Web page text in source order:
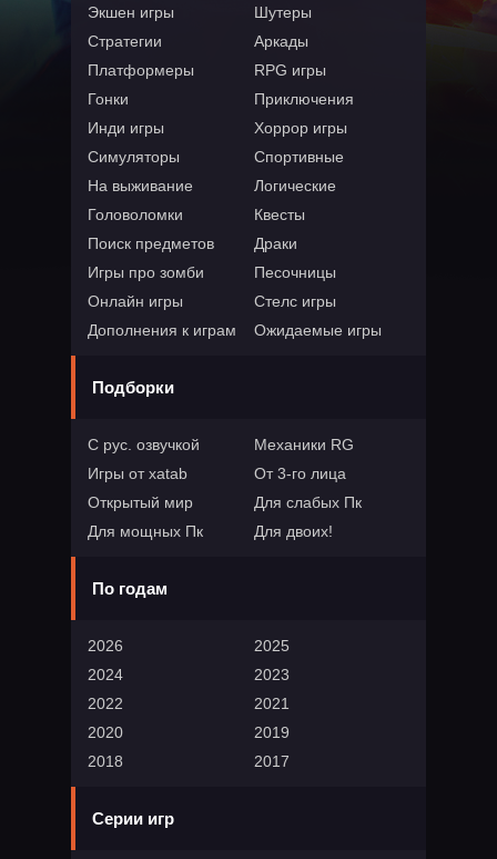
Экшен игры
Шутеры
Стратегии
Аркады
Платформеры
RPG игры
Гонки
Приключения
Инди игры
Хоррор игры
Симуляторы
Спортивные
На выживание
Логические
Головоломки
Квесты
Поиск предметов
Драки
Игры про зомби
Песочницы
Онлайн игры
Стелс игры
Дополнения к играм
Ожидаемые игры
Подборки
С рус. озвучкой
Механики RG
Игры от xatab
От 3-го лица
Открытый мир
Для слабых Пк
Для мощных Пк
Для двоих!
По годам
2026
2025
2024
2023
2022
2021
2020
2019
2018
2017
Серии игр